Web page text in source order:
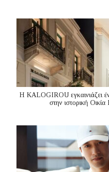
Η KALOGIROU εγκαινιάζει
στην ιστορική